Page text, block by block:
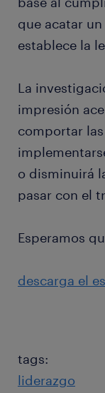
que acatar
establece la
La
impresión
comportar
o disminuirá
pasar con el
Esperamos
descarga el
tags:
liderazgo